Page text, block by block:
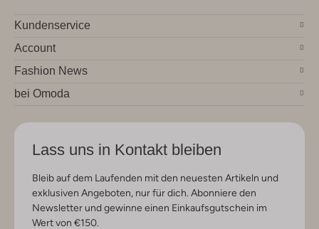
Kundenservice
Account
Fashion News
bei Omoda
Lass uns in Kontakt bleiben
Bleib auf dem Laufenden mit den neuesten Artikeln und
exklusiven Angeboten, nur für dich. Abonniere den
Newsletter und gewinne einen Einkaufsgutschein im
Wert von €150.